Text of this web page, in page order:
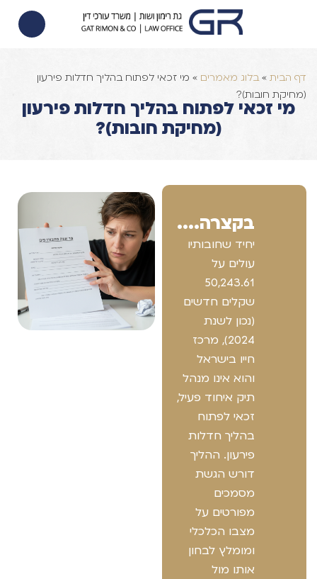
דף הבית »בלוג מאמרים » מי זכאי לפתוח בהליך חדלות פירעון
(מחיקת חובות)?
מי זכאי לפתוח בהליך חדלות פירעון
(מחיקת חובות)?
בקצרה....
יחיד שחובותיו
עולים על
50,243.61
שקלים חדשים
(נכון לשנת
2024), מרכז
חייו בישראל
והוא אינו מנהל
תיק איחוד פעיל,
זכאי לפתוח
בהליך חדלות
פירעון. ההליך
דורש הגשת
מסמכים
מפורטים על
מצבו הכלכלי
ומומלץ לבחון
אותו מול